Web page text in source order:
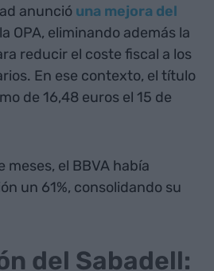
anunció una mejora del
OPA, eliminando además la
reducir el coste fiscal a los
En ese contexto, el título
de 16,48 euros el 15 de
meses, el BBVA había
un 61%, consolidando su
del Sabadell: